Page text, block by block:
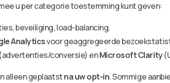
u per categorie toestemming kunt geven:
beveiliging, load-balancing.
Analyticsvoor geaggregeerde
(advertenties/conversie) enMicrosoft Clarity
alleen geplaatstna uw opt-in. Sommige